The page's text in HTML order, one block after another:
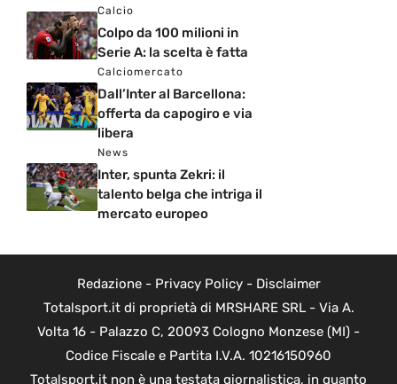
Calcio
Colpo da 100 milioni in
Serie A: la scelta è fatta
Calciomercato
Dall’Inter al Barcellona:
offerta da capogiro e via
libera
News
Inter, spunta Zekri: il
talento belga che intriga il
mercato europeo
Redazione- Privacy Policy- Disclaimer
Totalsport.it di proprietà di MRSHARE SRL - Via A.
Volta 16 - Palazzo C, 20093 Cologno Monzese (MI) -
Codice Fiscale e Partita I.V.A. 10216150960
Totalsport.it non è una testata giornalistica, in quanto